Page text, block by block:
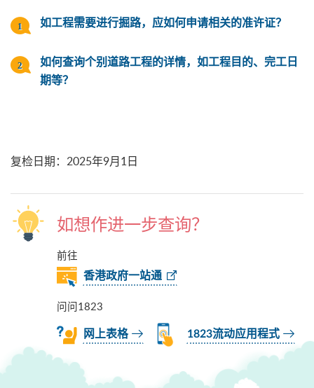
如工程需要进行掘路，应如何申请相关的准许证？
如何查询个别道路工程的详情，如工程目的、完工日
期等？
复检日期： 2025年9月1日
如想作进一步查询？
前往
香港政府一站通
问问1823
网上表格 1823流动应用程式